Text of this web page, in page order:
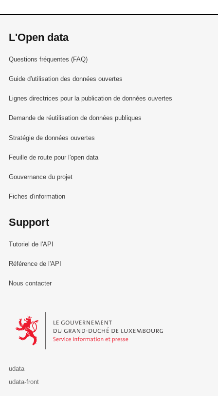
L'Open data
Questions fréquentes (FAQ)
Guide d'utilisation des données ouvertes
Lignes directrices pour la publication de données ouvertes
Demande de réutilisation de données publiques
Stratégie de données ouvertes
Feuille de route pour l'open data
Gouvernance du projet
Fiches d'information
Support
Tutoriel de l'API
Référence de l'API
Nous contacter
Le Gouvernement du Grand-Duché de Luxembourg - Service
udata
udata-front